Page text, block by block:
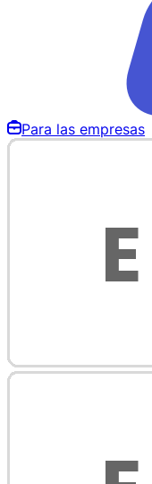
Para las empresas